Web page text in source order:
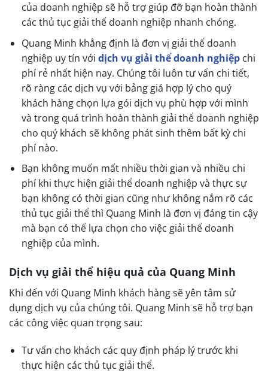
của doanh nghiệp sẽ hỗ trợ giúp đỡ bạn hoàn thành
các thủ tục giải thể doanh nghiệp nhanh chóng.
Quang Minh khẳng định là đơn vị giải thể doanh
nghiệp uy tín với dịch vụ giải thể doanh nghiệp chi
phí rẻ nhất hiện nay. Chúng tôi luôn tư vấn chi tiết,
rõ ràng các dịch vụ với bảng giá hợp lý cho quý
khách hàng chọn lựa gói dịch vụ phù hợp với mình
và trong quá trình hoàn thành giải thể doanh nghiệp
cho quý khách sẽ không phát sinh thêm bất kỳ chi
phí nào.
Bạn không muốn mất nhiều thời gian và nhiều chi
phí khi thực hiện giải thể doanh nghiệp và thực sự
bạn không có thời gian cũng như không nắm rõ các
thủ tục giải thể thì Quang Minh là đơn vị đáng tin cậy
mà bạn có thể lựa chọn cho việc giải thể doanh
nghiệp của mình.
Dịch vụ giải thể hiệu quả của Quang Minh
Khi đến với Quang Minh khách hàng sẽ yên tâm sử
dụng dịch vụ của chúng tôi. Quang Minh sẽ hỗ trợ bạn
các công việc quan trọng sau:
Tư vấn cho khách các quy định pháp lý trước khi
thực hiện các thủ tục giải thể.